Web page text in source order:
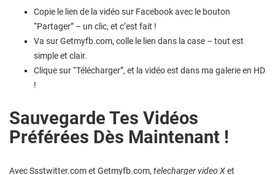
Copie le lien de la vidéo sur Facebook avec le bouton
“Partager” – un clic, et c’est fait !
Va sur Getmyfb.com, colle le lien dans la case – tout est
simple et clair.
Clique sur “Télécharger”, et la vidéo est dans ma galerie en HD
!
Sauvegarde Tes Vidéos
Préférées Dès Maintenant !
Avec Ssstwitter.com et Getmyfb.com, telecharger video Xet